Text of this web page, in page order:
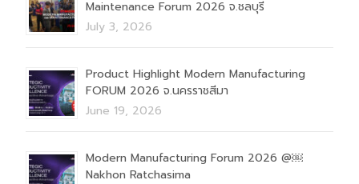
Maintenance Forum 2026 จ.ชลบุรี
July 3, 2026
Product Highlight Modern Manufacturing
FORUM 2026 จ.นครราชสีมา
June 19, 2026
Modern Manufacturing Forum 2026 @￼
Nakhon Ratchasima